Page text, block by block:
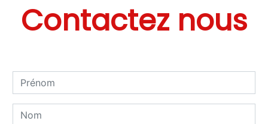
Contactez nous